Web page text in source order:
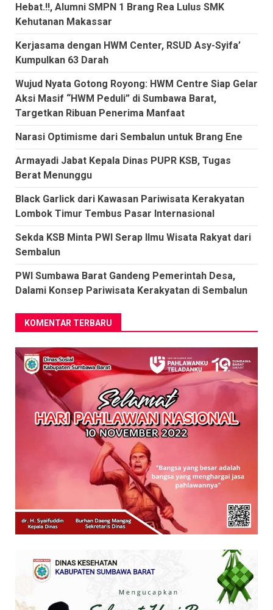
Hebat.!!, Alumni SMPN 1 Brang Rea Lulus SMK
Kehutanan Makassar
Kerjasama dengan HWM Center, RSUD Asy-Syifa’
Kumpulkan 63 Darah
Wujud Nyata Gotong Royong: HWM Centre Siap Gelar
Aksi Masif “HWM Peduli” di Sumbawa Barat,
Targetkan Ribuan Penerima Manfaat
Narasi Optimisme dari Sembalun untuk Brang Ene
Armayadi Jabat Kepala Dinas PUPR KSB, Tugas
Berat Menunggu
Black Garlick dari Kawasan Pariwisata Kerakyatan
Lombok Timur Tembus Pasar Internasional
Sekda KSB Minta PWI Serap Ilmu Wisata Rakyat dari
Sembalun
PWI Sumbawa Barat Gandeng Pemerintah Desa,
Dalami Konsep Pariwisata Kerakyatan di Sembalun
KOMENTAR TERBARU